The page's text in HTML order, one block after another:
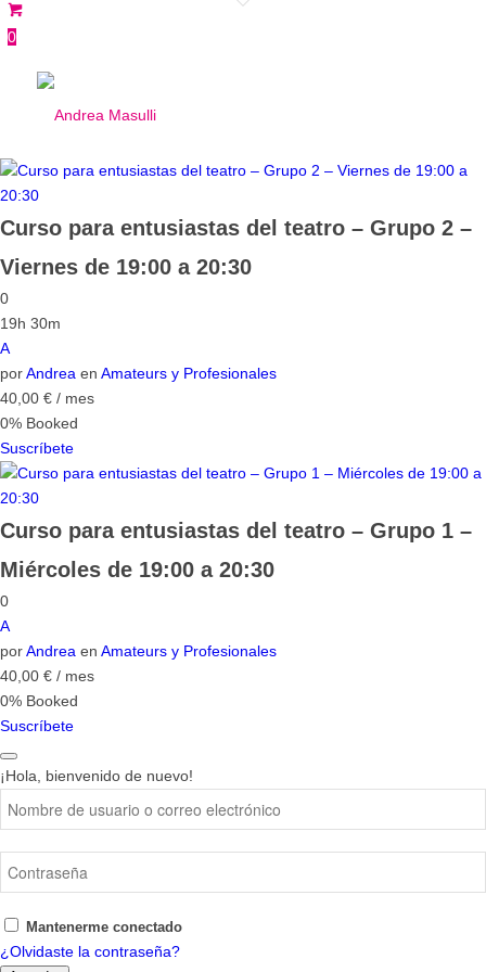
0
Curso para entusiastas del teatro – Grupo 2 –
Viernes de 19:00 a 20:30
0
19h 30m
A
porAndrea en Amateurs y Profesionales
40,00 € / mes
0% Booked
Suscríbete
Curso para entusiastas del teatro – Grupo 1 –
Miércoles de 19:00 a 20:30
0
A
porAndrea en Amateurs y Profesionales
40,00 € / mes
0% Booked
Suscríbete
¡Hola, bienvenido de nuevo!
Mantenerme conectado
¿Olvidaste la contraseña?